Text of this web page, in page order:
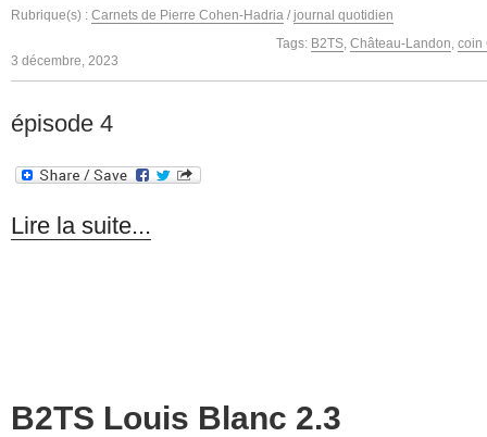
Rubrique(s) : Carnets de Pierre Cohen-Hadria / journal quotidien
Tags: B2TS, Château-Landon, coin
3 décembre, 2023
épisode 4
Lire la suite...
B2TS Louis Blanc 2.3